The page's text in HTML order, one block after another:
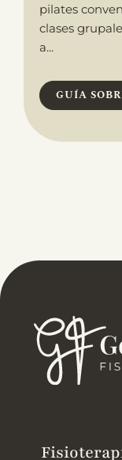
pilates
clases
a...
GUÍA